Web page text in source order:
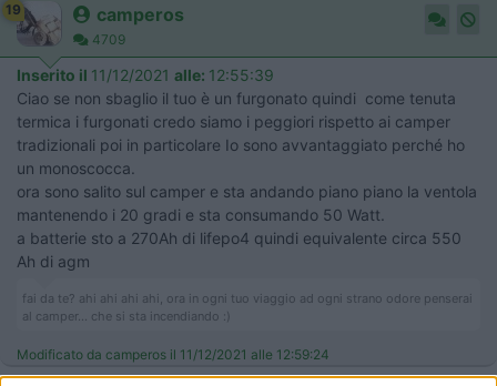
19 camperos
4709
Inserito il 11/12/2021 alle: 12:55:39
Ciao se non sbaglio il tuo è un furgonato quindi come tenuta
termica i furgonati credo siamo i peggiori rispetto ai camper
tradizionali poi in particolare Io sono avvantaggiato perché ho
un monoscocca.
ora sono salito sul camper e sta andando piano piano la ventola
mantenendo i 20 gradi e sta consumando 50 Watt.
a batterie sto a 270Ah di lifepo4 quindi equivalente circa 550
Ah di agm
fai da te? ahi ahi ahi ahi, ora in ogni tuo viaggio ad ogni strano odore penserai
al camper... che si sta incendiando :)
Modificato da camperos il 11/12/2021 alle 12:59:24